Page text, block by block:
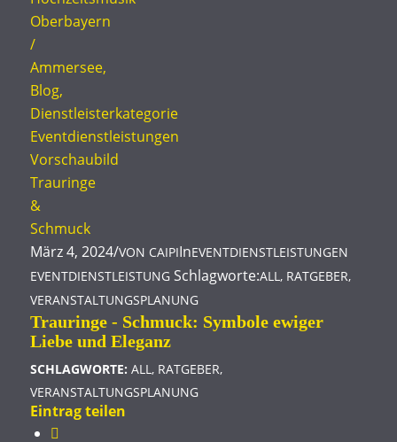
März 4, 2024/VON CAIPIInEVENTDIENSTLEISTUNGEN
EVENTDIENSTLEISTUNG Schlagworte:ALL, RATGEBER,
VERANSTALTUNGSPLANUNG
Trauringe - Schmuck: Symbole ewiger
Liebe und Eleganz
SCHLAGWORTE: ALL, RATGEBER,
VERANSTALTUNGSPLANUNG
Eintrag teilen